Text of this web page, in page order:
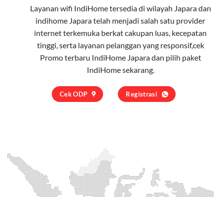
Layanan wifi IndiHometersedia di wilayah Japara dan
indihome Japara telah menjadi salah satu provider
internet terkemuka berkat cakupan luas, kecepatan
tinggi, serta layanan pelanggan yang responsif,cek
Promo terbaru IndiHome Japara dan pilih paket
IndiHomesekarang.
Cek ODP Registrasi